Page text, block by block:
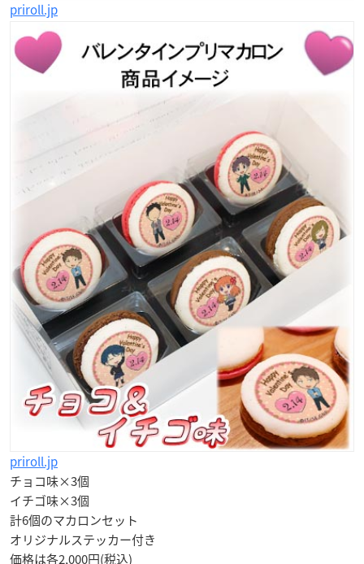
priroll.jp
priroll.jp
チョコ味×3個
イチゴ味×3個
計6個のマカロンセット
オリジナルステッカー付き
価格は各2,000円(税込)